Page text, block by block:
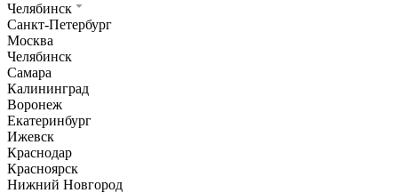
Челябинск
Санкт-Петербург
Москва
Челябинск
Самара
Калининград
Воронеж
Екатеринбург
Ижевск
Краснодар
Красноярск
Нижний Новгород